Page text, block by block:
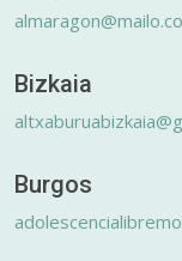
Bizkaia
Burgos